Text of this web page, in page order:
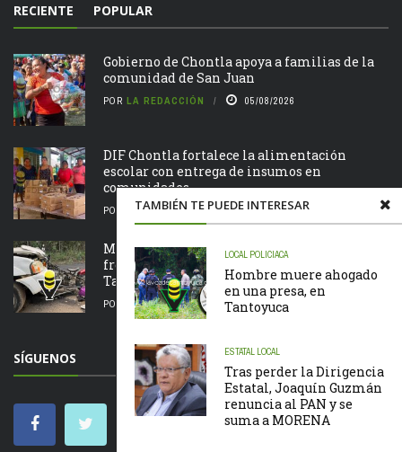
TAMBIÉN TE PUEDE INTERESAR
LOCAL POLICIACA
Hombre muere ahogado
en una presa, en
Tantoyuca
ESTATAL LOCAL
Tras perder la Dirigencia
Estatal, Joaquín Guzmán
renuncia al PAN y se
suma a MORENA
RECIENTE POPULAR
Gobierno de Chontla apoya a familias de la
comunidad de San Juan
POR LA REDACCIÓN 05/08/2026
DIF Chontla fortalece la alimentación
escolar con entrega de insumos en
comunidades
POR LA REDACCIÓN 05/08/2026
Motociclista resulta lesionado tras chocar de
frente contra una camioneta en la Álamo –
Tamazunchale
POR LA REDACCIÓN 05/08/2026
SÍGUENOS